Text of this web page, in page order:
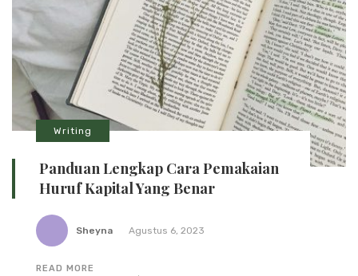
Writing
Panduan Lengkap Cara Pemakaian
Huruf Kapital Yang Benar
Sheyna Agustus 6, 2023
READ MORE